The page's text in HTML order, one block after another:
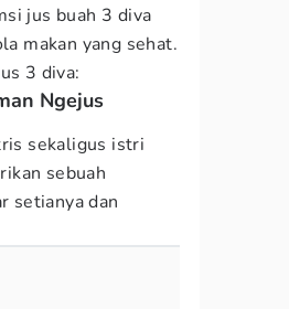
jus buah 3 diva
makan yang sehat.
3 diva:
Ngejus
sekaligus istri
sebuah
setianya dan